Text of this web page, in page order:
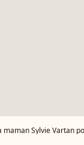
Sylvie Vartan